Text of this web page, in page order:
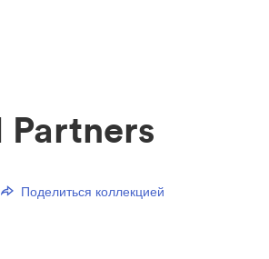
Partners
Поделиться коллекцией